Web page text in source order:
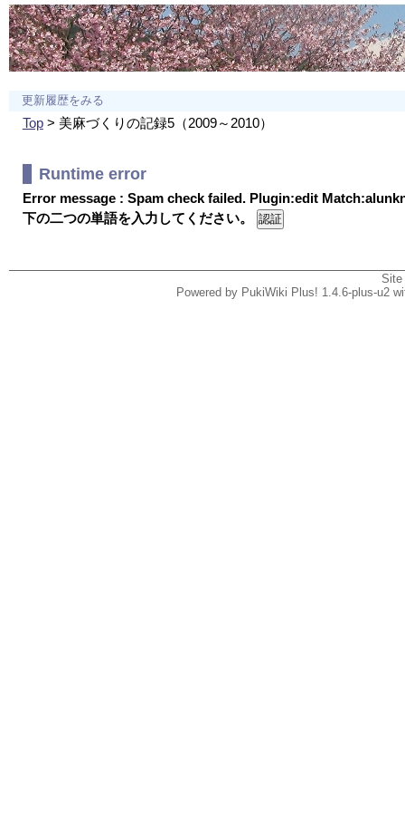
更新履歴をみる
Top> 美麻づくりの記録5（2009～2010）
Runtime error
Error message : Spam check failed. Plugin:edit
下の二つの単語を入力してください。
Powered by PukiWiki Plus! 1.4.6-plus-u2